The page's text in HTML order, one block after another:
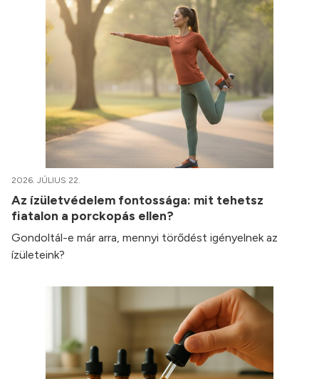
2026. JÚLIUS 22.
Az ízületvédelem fontossága: mit tehetsz
fiatalon a porckopás ellen?
Gondoltál-e már arra, mennyi törődést igényelnek az
ízületeink?